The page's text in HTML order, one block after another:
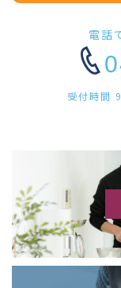
電話
受付時間